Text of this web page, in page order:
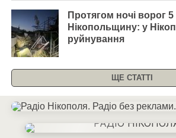
Протягом ночі ворог 5
Нікопольщину: у
руйнування
ЩЕ СТАТТІ